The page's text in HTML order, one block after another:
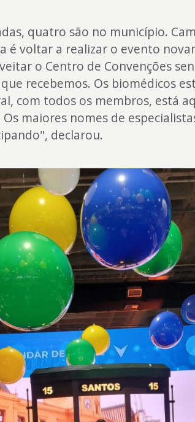
quatro são no município.
é voltar a realizar o evento
o Centro de Convenções
recebemos. Os biomédicos
com todos os membros, está
maiores nomes de
declarou.